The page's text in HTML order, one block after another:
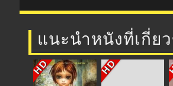
แนะนำหนังที่เกี่ย
HD HD